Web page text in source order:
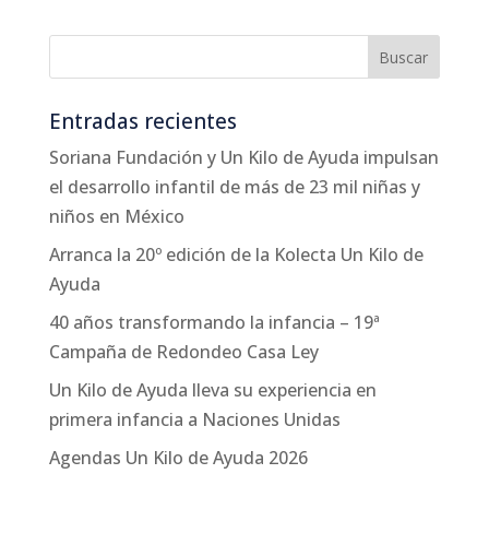
Entradas recientes
Soriana Fundación y Un Kilo de Ayuda impulsan
el desarrollo infantil de más de 23 mil niñas y
niños en México
Arranca la 20º edición de la Kolecta Un Kilo de
Ayuda
40 años transformando la infancia – 19ª
Campaña de Redondeo Casa Ley
Un Kilo de Ayuda lleva su experiencia en
primera infancia a Naciones Unidas
Agendas Un Kilo de Ayuda 2026